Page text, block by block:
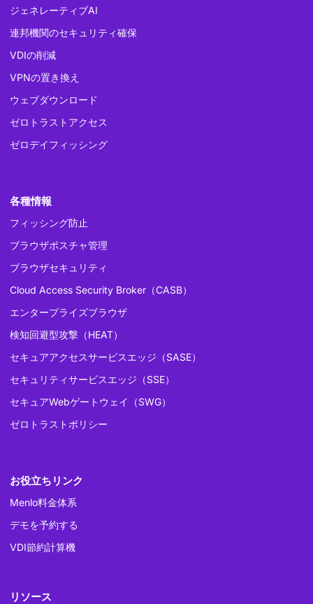
ジェネレーティブAI
連邦機関のセキュリティ確保
VDIの削減
VPNの置き換え
ウェブダウンロード
ゼロトラストアクセス
ゼロデイフィッシング
各種情報
フィッシング防止
ブラウザポスチャ管理
ブラウザセキュリティ
Cloud Access Security Broker（CASB）
エンタープライズブラウザ
検知回避型攻撃（HEAT）
セキュアアクセスサービスエッジ（SASE）
セキュリティサービスエッジ（SSE）
セキュアWebゲートウェイ（SWG）
ゼロトラストポリシー
お役立ちリンク
Menlo料金体系
デモを予約する
VDI節約計算機
リソース